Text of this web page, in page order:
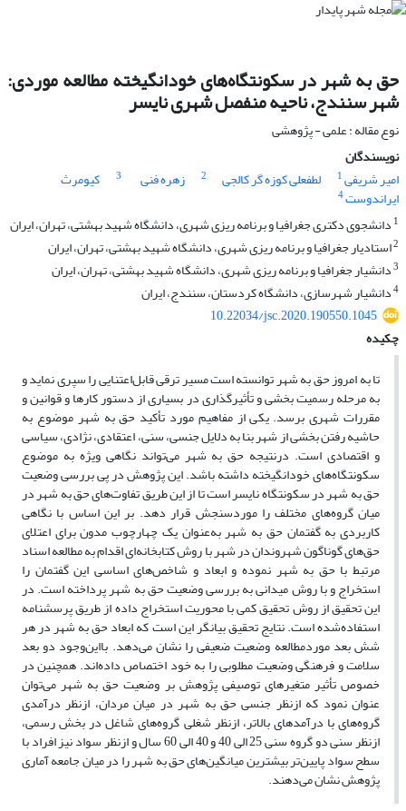
حق به شهر در سکونتگاه‌های خودانگیخته مطالعه موردی:
شهر سنندج، ناحیه منفصل شهری نایسر
نوع مقاله : علمی - پژوهشی
نویسندگان
امیر شریفی1 لطفعلی کوزه گر کالجی 2 زهره فنی 3 کیومرث
ایراندوست4
1 دانشجوی دکتری جغرافیا و برنامه ریزی شهری، دانشگاه شهید بهشتی، تهران، ایران
2استادیار جغرافیا و برنامه ریزی شهری، دانشگاه شهید بهشتی، تهران، ایران
3دانشیار جغرافیا و برنامه ریزی شهری، دانشگاه شهید بهشتی، تهران، ایران
4دانشیار شهرسازی، دانشگاه کردستان، سنندج، ایران
10.22034/jsc.2020.190550.1045
چکیده
تا به امروز حق به شهر توانسته است مسیر ترقی قابل‌اعتنایی را سپری نماید و
به مرحله رسمیت بخشی و تأثیرگذاری در بسیاری از دستور کارها و قوانین و
مقررات شهری برسد. یکی از مفاهیم مورد تأکید حق به شهر موضوع به
حاشیه رفتن بخشی از شهر بنا به دلایل جنسی، سنی، اعتقادی، نژادی، سیاسی
و اقتصادی است. درنتیجه حق به شهر می‌تواند نگاهی ویژه به موضوع
سکونتگاه‌های خودانگیخته داشته باشد. این پژوهش در پی بررسی وضعیت
حق به شهر در سکونتگاه نایسر است تا از این طریق تفاوت‌های حق به شهر در
میان گروه‌های مختلف را موردسنجش قرار دهد. بر این اساس با نگاهی
کاربردی به گفتمان حق به شهر به‌عنوان یک چهارچوب مدون برای اعتلای
حق‌های گوناگون شهروندان در شهر با روش کتابخانه‌ای اقدام به مطالعه اسناد
مرتبط با حق به شهر نموده و ابعاد و شاخص‌های اساسی این گفتمان را
استخراج و با روش میدانی به بررسی وضعیت حق به شهر پرداخته است. در
این تحقیق از روش تحقیق کمی با محوریت استخراج داده از طریق پرسشنامه
استفاده‌شده است. نتایج تحقیق بیانگر این است که ابعاد حق به شهر در هر
شش بعد موردمطالعه وضعیت ضعیفی را نشان می‌دهد. بااین‌وجود دو بعد
سلامت و فرهنگی وضعیت مطلوبی را به خود اختصاص داده‌اند. همچنین در
خصوص تأثیر متغیرهای توصیفی پژوهش بر وضعیت حق به شهر می‌توان
عنوان نمود که ازنظر جنسی حق به شهر در میان مردان، ازنظر درآمدی
گروه‌های با درآمدهای بالاتر، ازنظر شغلی گروه‌های شاغل در بخش رسمی،
ازنظر سنی دو گروه سنی 25 الی 40 و 40 الی 60 سال و ازنظر سواد نیز افراد با
سطح سواد پایین‌تر بیشترین میانگین‌های حق به شهر را در میان جامعه آماری
پژوهش نشان می‌دهند.